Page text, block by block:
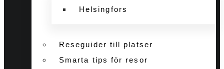
Helsingfors
Reseguider till platser
Smarta tips för resor